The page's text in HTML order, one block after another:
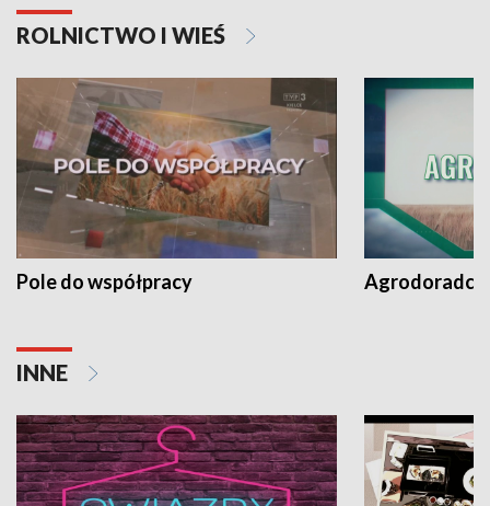
ROLNICTWO I WIEŚ
Pole do współpracy Agrodoradcy
INNE